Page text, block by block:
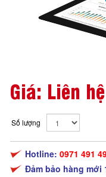
Giá: Liên hệ
Số lượng
Hotline: 0971 491
Đảm bảo hàng mới